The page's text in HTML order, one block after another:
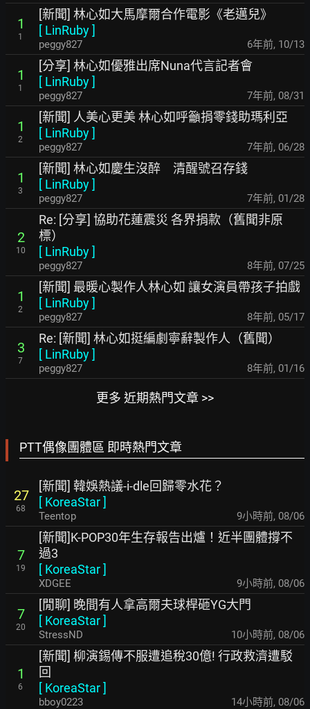
1
1
[新聞] 林心如大馬摩爾合作電影《老邁兒》
[ LinRuby]
peggy827 6年前, 10/13
1
1
[分享] 林心如優雅出席Nuna代言記者會
[ LinRuby]
peggy827 7年前, 08/31
1
2
[新聞] 人美心更美 林心如呼籲捐零錢助瑪利亞
[ LinRuby]
peggy827 7年前, 06/28
1
3
[新聞] 林心如慶生沒醉 清醒號召存錢
[ LinRuby]
peggy827 7年前, 01/28
2
10
Re: [分享] 協助花蓮震災 各界捐款（舊聞非原
標）
[ LinRuby]
peggy827 8年前, 07/25
1
2
[新聞] 最暖心製作人林心如 讓女演員帶孩子拍戲
[ LinRuby]
peggy827 8年前, 05/17
3
7
Re: [新聞] 林心如挺編劇寧辭製作人（舊聞）
[ LinRuby]
peggy827 8年前, 01/16
更多 近期熱門文章 >>
PTT偶像團體區 即時熱門文章
27
68
[新聞] 韓娛熱議-i-dle回歸零水花？
[ KoreaStar]
Teentop 9小時前, 08/06
7
19
[新聞]K-POP30年生存報告出爐！近半團體撐不
過3
[ KoreaStar]
XDGEE 9小時前, 08/06
7
20
[閒聊] 晚間有人拿高爾夫球桿砸YG大門
[ KoreaStar]
StressND 10小時前, 08/06
1
6
[新聞] 柳演錫傳不服遭追稅30億! 行政救濟遭駁
回
[ KoreaStar]
bboy0223 14小時前, 08/06